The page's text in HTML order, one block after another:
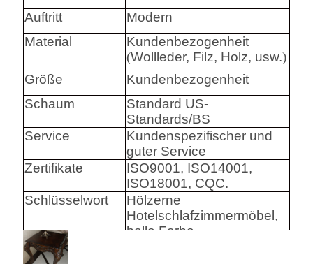
Auftritt
Modern
Material
Kundenbezogenheit
(Wollleder, Filz, Holz, usw.)
Größe
Kundenbezogenheit
Schaum
Standard US-
Standards/BS
Service
Kundenspezifischer und
guter Service
Zertifikate
ISO9001, ISO14001,
ISO18001, CQC.
Schlüsselwort
Hölzerne
Hotelschlafzimmermöbel,
helle Farbe